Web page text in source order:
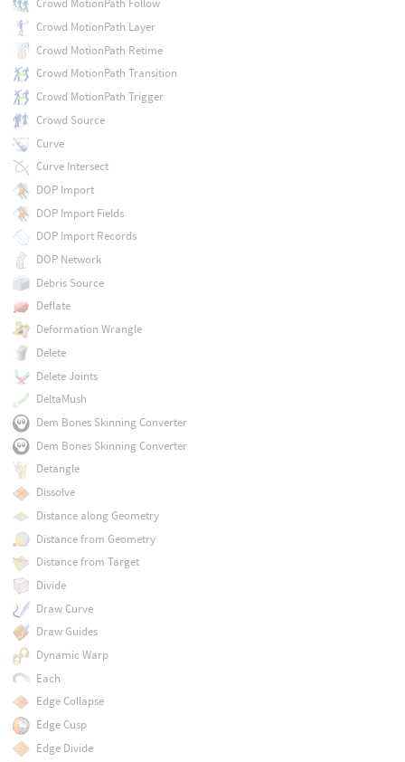
Crowd MotionPath Follow
Crowd MotionPath Layer
Crowd MotionPath Retime
Crowd MotionPath Transition
Crowd MotionPath Trigger
Crowd Source
Curve
Curve Intersect
DOP Import
DOP Import Fields
DOP Import Records
DOP Network
Debris Source
Deflate
Deformation Wrangle
Delete
Delete Joints
DeltaMush
Dem Bones Skinning Converter
Dem Bones Skinning Converter
Detangle
Dissolve
Distance along Geometry
Distance from Geometry
Distance from Target
Divide
Draw Curve
Draw Guides
Dynamic Warp
Each
Edge Collapse
Edge Cusp
Edge Divide